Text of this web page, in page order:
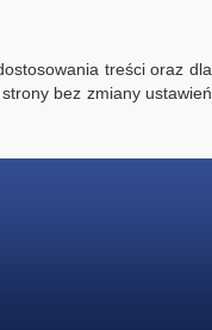
treści oraz dla
bez zmiany ustawień